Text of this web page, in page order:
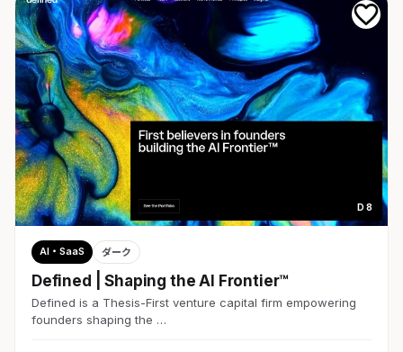
D 8
AI・SaaS ダーク
Defined | Shaping the AI Frontier™
Defined is a Thesis-First venture capital firm empowering
founders shaping the …